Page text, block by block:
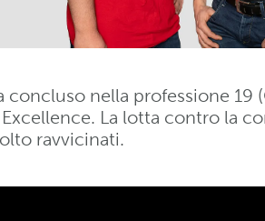
concluso nella professione
La lotta contro la
ravvicinati.